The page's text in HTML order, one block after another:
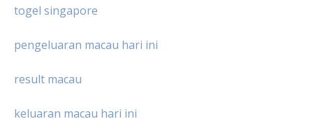
togel singapore
pengeluaran macau hari ini
result macau
keluaran macau hari ini